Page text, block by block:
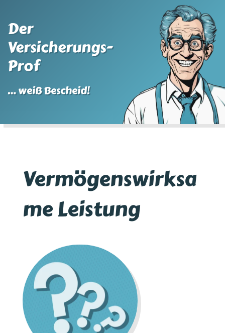
Der
Versicherungs-
Prof
… weiß Bescheid!
Vermögenswirksa
me Leistung